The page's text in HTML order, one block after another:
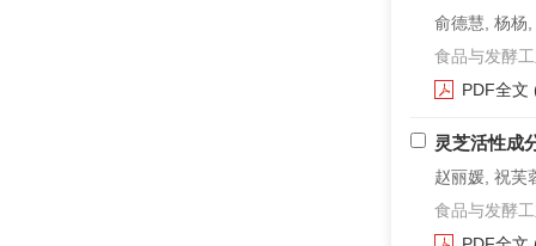
俞德慧, 杨杨
食品与发酵
PDF全文
灵芝活性成
赵丽媛, 祝芙
食品与发酵